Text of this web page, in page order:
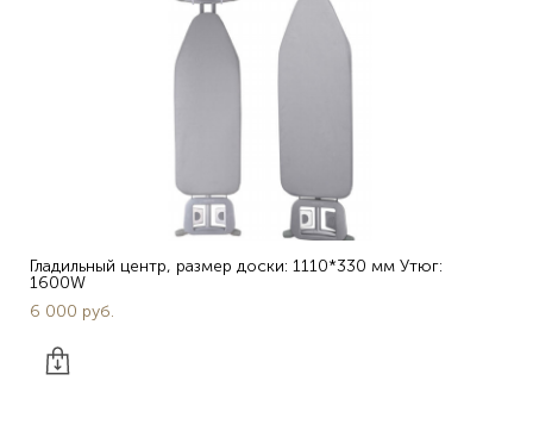
Гладильный центр, размер доски: 1110*330 мм Утюг:
1600W
6 000 pуб.